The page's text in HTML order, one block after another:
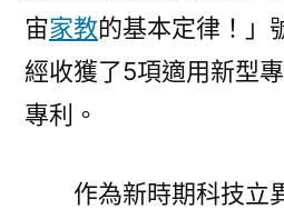
宙家教的基本定律！」
經收獲了5項適用新型
專利。
作為新時期科技立